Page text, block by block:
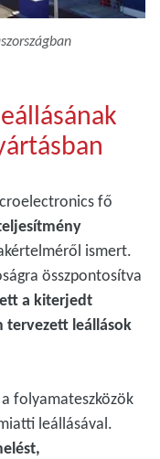
fő
ismert.
összpontosítva
a kiterjedt
tervezett leállások
folyamateszközök
leállásával.